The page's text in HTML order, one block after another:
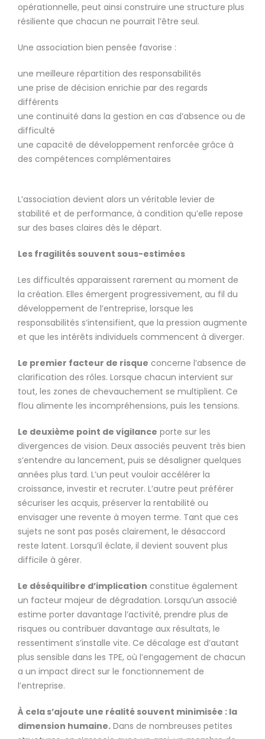
opérationnelle, peut ainsi construire une structure plus
résiliente que chacun ne pourrait l’être seul.
Une association bien pensée favorise :
une meilleure répartition des responsabilités
une prise de décision enrichie par des regards
différents
une continuité dans la gestion en cas d’absence ou de
difficulté
une capacité de développement renforcée grâce à
des compétences complémentaires
L’association devient alors un véritable levier de
stabilité et de performance, à condition qu’elle repose
sur des bases claires dès le départ.
Les fragilités souvent sous-estimées
Les difficultés apparaissent rarement au moment de
la création. Elles émergent progressivement, au fil du
développement de l’entreprise, lorsque les
responsabilités s’intensifient, que la pression augmente
et que les intérêts individuels commencent à diverger.
Le premier facteur de risque concerne l’absence de
clarification des rôles. Lorsque chacun intervient sur
tout, les zones de chevauchement se multiplient. Ce
flou alimente les incompréhensions, puis les tensions.
Le deuxième point de vigilance porte sur les
divergences de vision. Deux associés peuvent très bien
s’entendre au lancement, puis se désaligner quelques
années plus tard. L’un peut vouloir accélérer la
croissance, investir et recruter. L’autre peut préférer
sécuriser les acquis, préserver la rentabilité ou
envisager une revente à moyen terme. Tant que ces
sujets ne sont pas posés clairement, le désaccord
reste latent. Lorsqu’il éclate, il devient souvent plus
difficile à gérer.
Le déséquilibre d’implication constitue également
un facteur majeur de dégradation. Lorsqu’un associé
estime porter davantage l’activité, prendre plus de
risques ou contribuer davantage aux résultats, le
ressentiment s’installe vite. Ce décalage est d’autant
plus sensible dans les TPE, où l’engagement de chacun
a un impact direct sur le fonctionnement de
l’entreprise.
À cela s’ajoute une réalité souvent minimisée : la
dimension humaine. Dans de nombreuses petites